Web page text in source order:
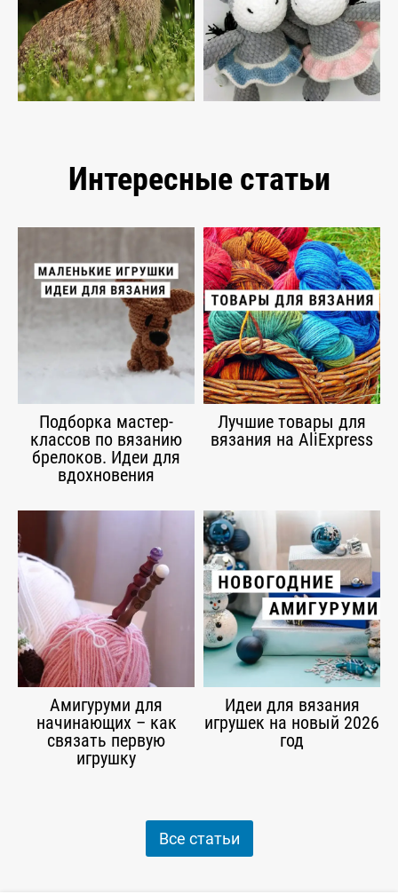
Интересные статьи
Подборка мастер-
классов по вязанию
брелоков. Идеи для
вдохновения
Лучшие товары для
вязания на AliExpress
Амигуруми для
начинающих – как
связать первую
игрушку
Идеи для вязания
игрушек на новый 2026
год
Все статьи